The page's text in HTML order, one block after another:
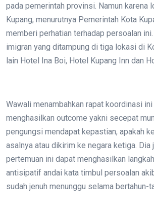
pada pemerintah provinsi. Namun karena
Kupang, menurutnya Pemerintah Kota
memberi perhatian terhadap persoalan
imigran yang ditampung di tiga lokasi di
lain Hotel Ina Boi, Hotel Kupang Inn dan
Wawali menambahkan rapat koordinasi
menghasilkan outcome yakni secepat
pengungsi mendapat kepastian, apakah
asalnya atau dikirim ke negara ketiga. Dia
pertemuan ini dapat menghasilkan
antisipatif andai kata timbul persoalan
sudah jenuh menunggu selama bertahun-